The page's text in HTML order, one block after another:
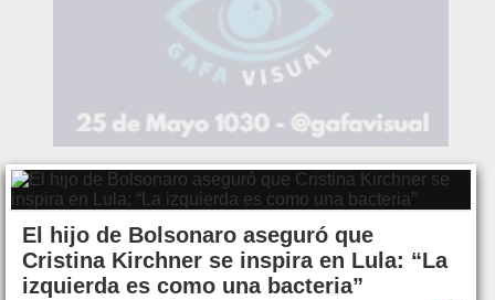
El hijo de Bolsonaro aseguró que
Cristina Kirchner se inspira en Lula: “La
izquierda es como una bacteria”